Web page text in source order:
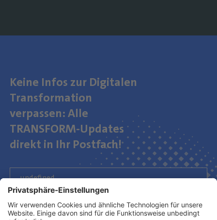
Keine Infos zur Digitalen
Transformation
verpassen: Alle
TRANSFORM-Updates
direkt in Ihr Postfach!
Newsletter abonnieren